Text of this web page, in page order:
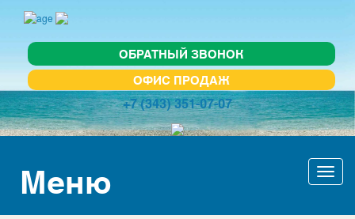
ОБРАТНЫЙ ЗВОНОК
ОФИС ПРОДАЖ
+7 (343) 351-07-07
Меню